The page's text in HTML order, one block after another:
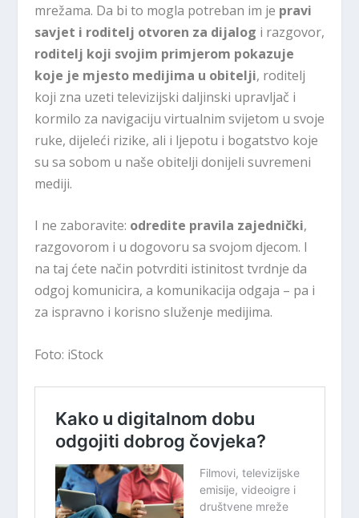
mrežama. Da bi to mogla potreban im je pravi
savjet i roditelj otvoren za dijalog i razgovor,
roditelj koji svojim primjerom pokazuje
koje je mjesto medijima u obitelji, roditelj
koji zna uzeti televizijski daljinski upravljač i
kormilo za navigaciju virtualnim svijetom u svoje
ruke, dijeleći rizike, ali i ljepotu i bogatstvo koje
su sa sobom u naše obitelji donijeli suvremeni
mediji.
I ne zaboravite: odredite pravila zajednički,
razgovorom i u dogovoru sa svojom djecom. I
na taj ćete način potvrditi istinitost tvrdnje da
odgoj komunicira, a komunikacija odgaja – pa i
za ispravno i korisno služenje medijima.
Foto: iStock